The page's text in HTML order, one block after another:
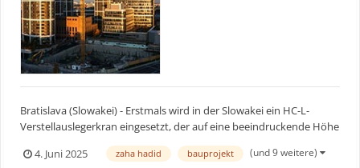
Bratislava (Slowakei) - Erstmals wird in der Slowakei ein HC-L-
Verstellauslegerkran eingesetzt, der auf eine beeindruckende Höhe
eine Schlüsselrolle beim Bau des Skypark Towers in Bratislava, dem
4. Juni 2025 zaha hadid bauprojekt (und 9 weitere)